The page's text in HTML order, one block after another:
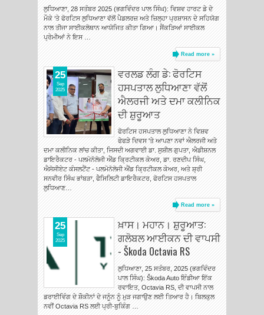
ਲੁਧਿਆਣਾ, 28 ਸਤੰਬਰ 2025 (ਭਗਵਿੰਦਰ ਪਾਲ ਸਿੰਘ): ਵਿਸ਼ਵ ਹਾਰਟ ਡੇ ਦੇ
ਮੌਕੇ ‘ਤੇ ਫੋਰਟਿਸ ਲੁਧਿਆਣਾ ਵੱਲੋਂ ਪੈਡਲਰਜ਼ ਅਤੇ ਜ਼ਿਲ੍ਹਾ ਪ੍ਰਸ਼ਾਸਨ ਦੇ ਸਹਿਯੋਗ
ਨਾਲ ਤੀਜਾ ਸਾਈਕਲੋਥਾਨ ਆਯੋਜਿਤ ਕੀਤਾ ਗਿਆ। ਸੈਂਕੜਿਆਂ ਸਾਈਕਲ
ਪ੍ਰੇਮੀਆਂ ਨੇ ਇਸ …
Read more »
ਵਰਲਡ ਲੰਗ ਡੇ: ਫੋਰਟਿਸ
ਹਸਪਤਾਲ ਲੁਧਿਆਣਾ ਵੱਲੋਂ
ਐਲਰਜੀ ਅਤੇ ਦਮਾ ਕਲੀਨਿਕ
ਦੀ ਸ਼ੁਰੂਆਤ
ਫੋਰਟਿਸ ਹਸਪਤਾਲ ਲੁਧਿਆਣਾ ਨੇ ਵਿਸ਼ਵ
ਫੇਫੜੇ ਦਿਵਸ 'ਤੇ ਆਪਣਾ ਨਵਾਂ ਐਲਰਜੀ ਅਤੇ
ਦਮਾ ਕਲੀਨਿਕ ਲਾਂਚ ਕੀਤਾ, ਜਿਸਦੀ ਅਗਵਾਈ ਡਾ. ਸੁਸ਼ੀਲ ਗੁਪਤਾ, ਐਡੀਸ਼ਨਲ
ਡਾਇਰੈਕਟਰ - ਪਲਮੋਨੋਲੋਜੀ ਐਂਡ ਕ੍ਰਿਟੀਕਲ ਕੇਅਰ, ਡਾ. ਰਣਦੀਪ ਸਿੰਘ,
ਐਸੋਸੀਏਟ ਕੰਸਲਟੈਂਟ - ਪਲਮੋਨੋਲੋਜੀ ਐਂਡ ਕ੍ਰਿਟੀਕਲ ਕੇਅਰ, ਅਤੇ ਸ਼੍ਰੀ
ਸਨਵੀਰ ਸਿੰਘ ਭਾਂਬੜਾ, ਫੈਸਿਲਿਟੀ ਡਾਇਰੈਕਟਰ, ਫੋਰਟਿਸ ਹਸਪਤਾਲ
ਲੁਧਿਆਣ…
Read more »
25
Sep
2025
ਖ਼ਾਸ। ਮਹਾਨ। ਸ਼ੁਰੂਆਤ:
ਗਲੋਬਲ ਆਈਕਨ ਦੀ ਵਾਪਸੀ
- Škoda Octavia RS
ਲੁਧਿਆਣਾ, 25 ਸਤੰਬਰ, 2025 (ਭਗਵਿੰਦਰ
ਪਾਲ ਸਿੰਘ): Škoda Auto ਇੰਡੀਆ ਇੱਕ
ਰਵਾਇਤ, Octavia RS, ਦੀ ਵਾਪਸੀ ਨਾਲ
ਡਰਾਈਵਿੰਗ ਦੇ ਸ਼ੌਕੀਨਾਂ ਦੇ ਜਨੂੰਨ ਨੂੰ ਮੁੜ ਜਗਾਉਣ ਲਈ ਤਿਆਰ ਹੈ। ਬਿਲਕੁਲ
ਨਵੀਂ Octavia RS ਲਈ ਪ੍ਰੀ-ਬੁਕਿੰਗ …
25
Sep
2025